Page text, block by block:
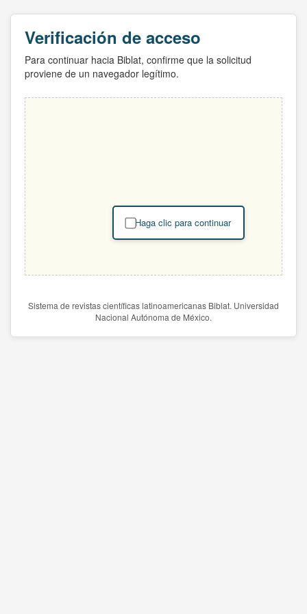
Verificación de acceso
Para continuar hacia Biblat, confirme que la solicitud
proviene de un navegador legítimo.
Haga clic para continuar
Sistema de revistas científicas latinoamericanas Biblat. Universidad
Nacional Autónoma de México.